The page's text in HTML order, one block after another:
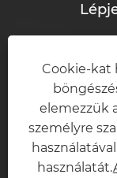
Email:
Cookie-kat
elemezzük
személyre
használatát.